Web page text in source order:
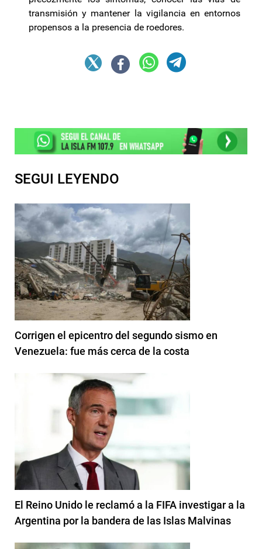
transmisión y mantener la vigilancia en entornos
propensos a la presencia de roedores.
SEGUI LEYENDO
Corrigen el epicentro del segundo sismo en
Venezuela: fue más cerca de la costa
El Reino Unido le reclamó a la FIFA investigar a la
Argentina por la bandera de las Islas Malvinas